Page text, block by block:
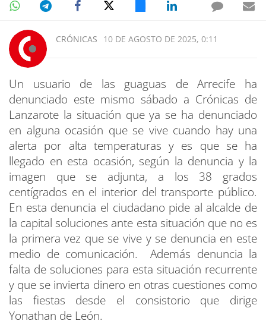
CRÓNICAS 10 DE AGOSTO DE 2025, 0:11
Un usuario de las guaguas de Arrecife ha
denunciado este mismo sábado a Crónicas de
Lanzarote la situación que ya se ha denunciado
en alguna ocasión que se vive cuando hay una
alerta por alta temperaturas y es que se ha
llegado en esta ocasión, según la denuncia y la
imagen que se adjunta, a los 38 grados
centígrados en el interior del transporte público.
En esta denuncia el ciudadano pide al alcalde de
la capital soluciones ante esta situación que no es
la primera vez que se vive y se denuncia en este
medio de comunicación. Además denuncia la
falta de soluciones para esta situación recurrente
y que se invierta dinero en otras cuestiones como
las fiestas desde el consistorio que dirige
Yonathan de León.